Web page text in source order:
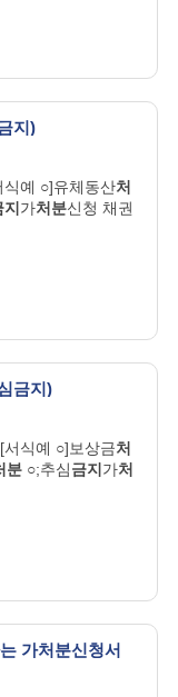
지)
식예 ○]유체동산처
지가처분신청 채권
금지)
서식예 ○]보상금처
분 ○;추심금지가처
가처분신청서